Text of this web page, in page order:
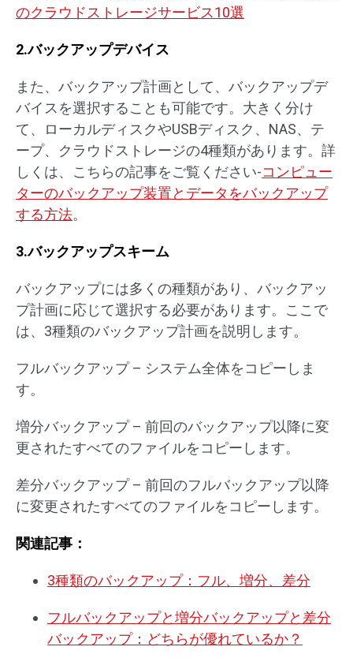
のクラウドストレージサービス10選
2.バックアップデバイス
また、バックアップ計画として、バックアップデ
バイスを選択することも可能です。大きく分け
て、ローカルディスクやUSBディスク、NAS、テ
ープ、クラウドストレージの4種類があります。詳
しくは、こちらの記事をご覧ください-コンピュー
ターのバックアップ装置とデータをバックアップ
する方法。
3.バックアップスキーム
バックアップには多くの種類があり、バックアッ
プ計画に応じて選択する必要があります。ここで
は、3種類のバックアップ計画を説明します。
フルバックアップ – システム全体をコピーしま
す。
増分バックアップ – 前回のバックアップ以降に変
更されたすべてのファイルをコピーします。
差分バックアップ – 前回のフルバックアップ以降
に変更されたすべてのファイルをコピーします。
関連記事：
3種類のバックアップ：フル、増分、差分
フルバックアップと増分バックアップと差分
バックアップ：どちらが優れているか？